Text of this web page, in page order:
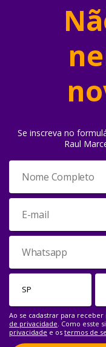
Se inscreva no
Raul
Ao se cadastrar para
de privacidade. Como esste
privacidade e os termos de